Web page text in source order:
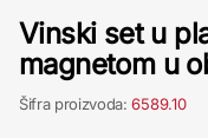
Vinski set u
magnetom u
Šifra proizvoda:6589.10